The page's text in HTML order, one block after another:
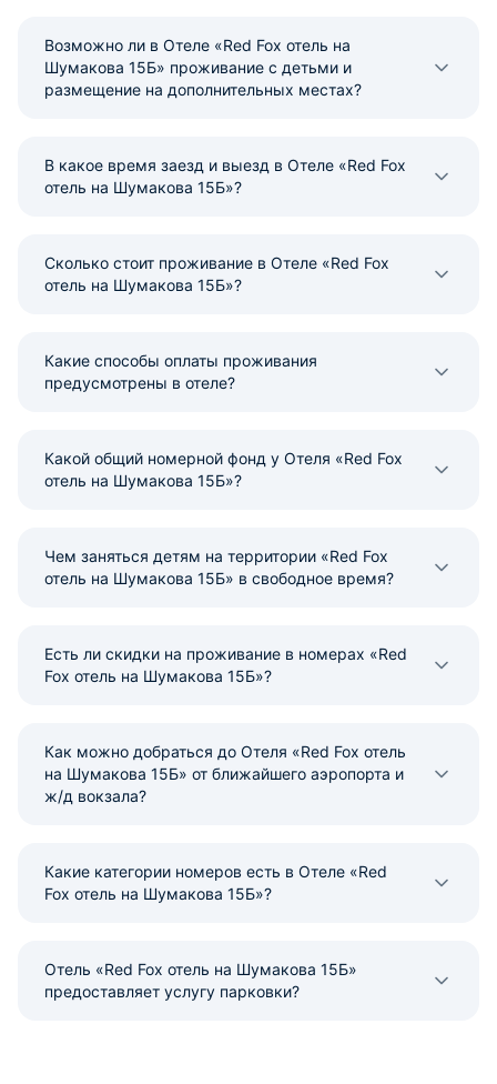
Возможно ли в Отеле «Red Fox отель на
Шумакова 15Б» проживание с детьми и
размещение на дополнительных местах?
В какое время заезд и выезд в Отеле «Red Fox
отель на Шумакова 15Б»?
Сколько стоит проживание в Отеле «Red Fox
отель на Шумакова 15Б»?
Какие способы оплаты проживания
предусмотрены в отеле?
Какой общий номерной фонд у Отеля «Red Fox
отель на Шумакова 15Б»?
Чем заняться детям на территории «Red Fox
отель на Шумакова 15Б» в свободное время?
Есть ли скидки на проживание в номерах «Red
Fox отель на Шумакова 15Б»?
Как можно добраться до Отеля «Red Fox отель
на Шумакова 15Б» от ближайшего аэропорта и
ж/д вокзала?
Какие категории номеров есть в Отеле «Red
Fox отель на Шумакова 15Б»?
Отель «Red Fox отель на Шумакова 15Б»
предоставляет услугу парковки?